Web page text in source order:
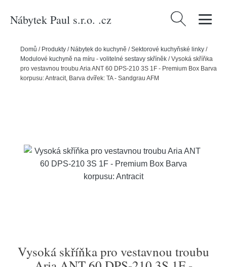
Nábytek Paul s.r.o. .cz Vyhledávání
Domů / Produkty / Nábytek do kuchyně /Sektorové kuchyňské linky /
Modulové kuchyně na míru - volitelné sestavy skříněk /Vysoká skříňka
pro vestavnou troubu Aria ANT 60 DPS-210 3S 1F - Premium Box Barva
korpusu: Antracit, Barva dvířek: TA - Sandgrau AFM
Vysoká skříňka pro vestavnou troubu